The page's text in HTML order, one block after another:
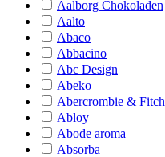
Aalborg Chokoladen
Aalto
Abaco
Abbacino
Abc Design
Abeko
Abercrombie & Fitch
Abloy
Abode aroma
Absorba